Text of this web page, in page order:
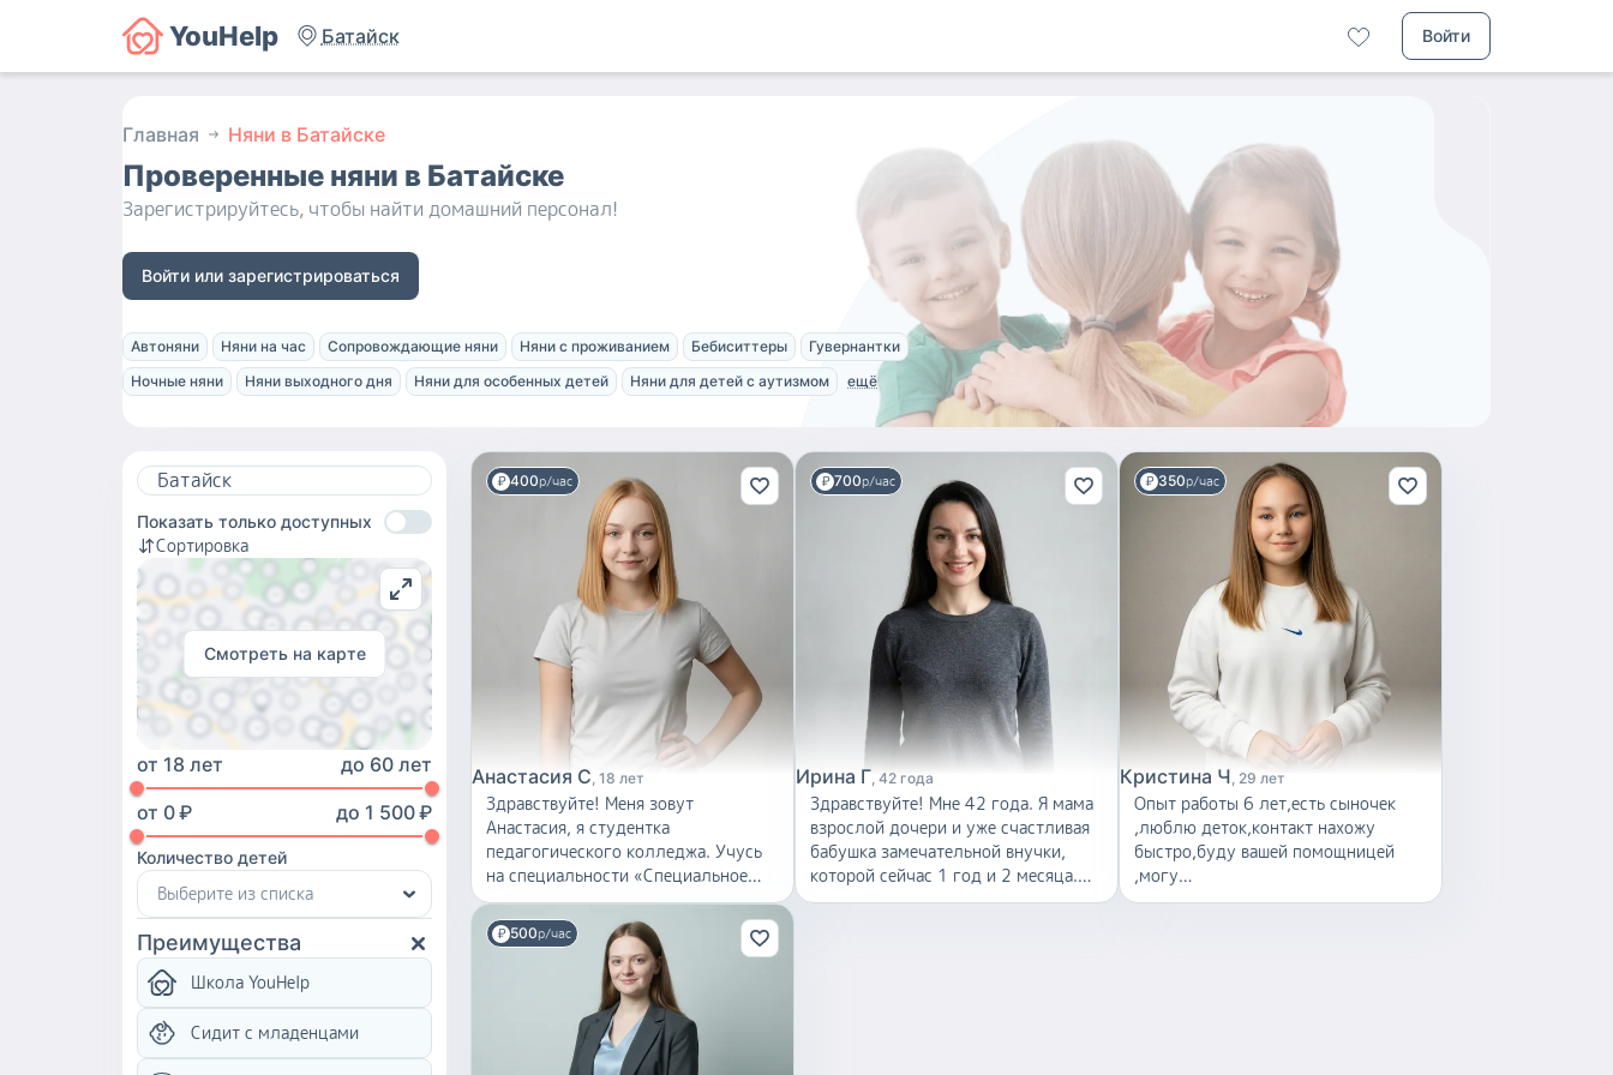
YouHelp Батайск Войти
Главная Няни в Батайске
Проверенные няни в Батайске
Зарегистрируйтесь, чтобы найти домашний персонал!
Войти или зарегистрироваться
Автоняни Няни на час Сопровождающие няни Няни с проживанием Бебиситтеры
Гувернантки
Ночные няни
Няни выходного дня Няни для особенных детей Няни для детей с аутизмом ещё
Показать только доступных
Сортировка
Смотреть на карте
от 18 лет до 60 лет
от 0₽ до 1 500₽
Количество детей
Выберите из списка
Преимущества
Школа YouHelp
Сидит с младенцами
400р/час
Анастасия С 18 лет
Здравствуйте! Меня зовут
Анастасия, я студентка
педагогического колледжа. Учусь
на специальности «Специальное
дошкольное образование» — это
работа с детьми с учетом их
индивидуальных особенностей,
темперамента и темпа развития.
Обучение на специальном
дошкольном отделении научило
меня работать с детьми с разными
стартовыми возможностями: я
700р/час
Ирина Г 42 года
Здравствуйте! Мне 42 года. Я мама
взрослой дочери и уже счастливая
бабушка замечательной внучки,
которой сейчас 1 год и 2 месяца.
Благодаря этому у меня есть не
350р/час
Кристина Ч 29 лет
Опыт работы 6 лет,есть сыночек
,люблю деток,контакт нахожу
быстро,буду вашей помощницей
,могу
погулять,поиграть,покормить,позаниматься,искупать,дела
500р/час